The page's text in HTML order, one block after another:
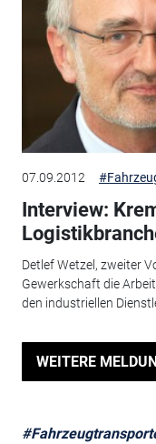
07.09.2012
Interview:
Detlef Wetzel, zweiter
Gewerkschaft die
den industriellen
WEITERE